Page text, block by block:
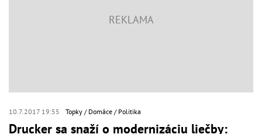
10.7.2017 19:55 Topky Domáce Politika
Drucker sa snaží o modernizáciu liečby: